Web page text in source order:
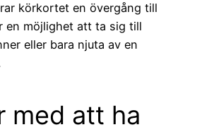
körkortet en övergång till
en möjlighet att ta sig till
eller bara njuta av en
med att ha